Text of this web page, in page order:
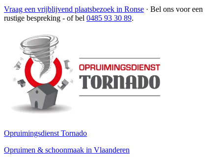
Vraag een vrijblijvend plaatsbezoek in Ronse · Bel ons voor een
rustige bespreking - of bel 0485 93 30 89.
Opruimingsdienst Tornado
Opruimen & schoonmaak in Vlaanderen